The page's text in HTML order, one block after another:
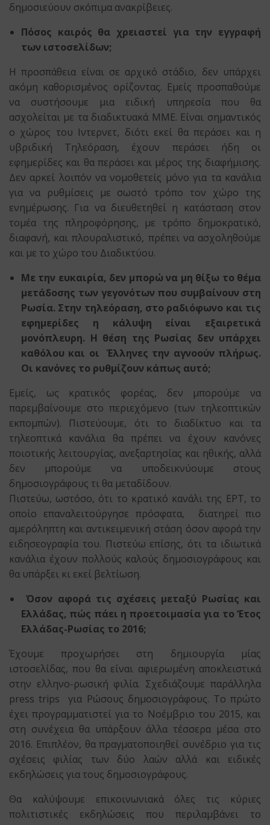
δημοσιεύουν σκόπιμα ανακρίβειες.
Πόσος καιρός θα χρειαστεί για την εγγραφή
των ιστοσελίδων;
Η προσπάθεια είναι σε αρχικό στάδιο, δεν υπάρχει
ακόμη καθορισμένος ορίζοντας. Εμείς προσπαθούμε
να συστήσουμε μια ειδική υπηρεσία που θα
ασχολείται με τα διαδικτυακά ΜΜΕ. Είναι σημαντικός
ο χώρος του Ιντερνετ, διότι εκεί θα περάσει και η
υβριδική Τηλεόραση, έχουν περάσει ήδη οι
εφημερίδες και θα περάσει και μέρος της διαφήμισης.
Δεν αρκεί λοιπόν να νομοθετείς μόνο για τα κανάλια
για να ρυθμίσεις με σωστό τρόπο τον χώρο της
ενημέρωσης. Για να διευθετηθεί η κατάσταση στον
τομέα της πληροφόρησης, με τρόπο δημοκρατικό,
διαφανή, και πλουραλιστικό, πρέπει να ασχοληθούμε
και με το χώρο του Διαδικτύου.
Με την ευκαιρία, δεν μπορώ να μη θίξω το θέμα
μετάδοσης των γεγονότων που συμβαίνουν στη
Ρωσία. Στην τηλεόραση, στο ραδιόφωνο και τις
εφημερίδες η κάλυψη είναι εξαιρετικά
μονόπλευρη. Η θέση της Ρωσίας δεν υπάρχει
καθόλου και οι Έλληνες την αγνοούν πλήρως.
Οι κανόνες το ρυθμίζουν κάπως αυτό;
Εμείς, ως κρατικός φορέας, δεν μπορούμε να
παρεμβαίνουμε στο περιεχόμενο (των τηλεοπτικών
εκπομπών). Πιστεύουμε, ότι το διαδίκτυο και τα
τηλεοπτικά κανάλια θα πρέπει να έχουν κανόνες
ποιοτικής λειτουργίας, ανεξαρτησίας και ηθικής, αλλά
δεν μπορούμε να υποδεικνύουμε στους
δημοσιογράφους τι θα μεταδίδουν.
Πιστεύω, ωστόσο, ότι το κρατικό κανάλι της ΕΡΤ, το
οποίο επαναλειτούργησε πρόσφατα, διατηρεί πιο
αμερόληπτη και αντικειμενική στάση όσον αφορά την
ειδησεογραφία του. Πιστεύω επίσης, ότι τα ιδιωτικά
κανάλια έχουν πολλούς καλούς δημοσιογράφους και
θα υπάρξει κι εκεί βελτίωση.
Όσον αφορά τις σχέσεις μεταξύ Ρωσίας και
Ελλάδας, πώς πάει η προετοιμασία για το ‘Ετος
Ελλάδας-Ρωσίας το 2016;
Έχουμε προχωρήσει στη δημιουργία μίας
ιστοσελίδας, που θα είναι αφιερωμένη αποκλειστικά
στην ελληνο-ρωσική φιλία. Σχεδιάζουμε παράλληλα
press trips για Ρώσους δημοσιογράφους. Το πρώτο
έχει προγραμματιστεί για το Νοέμβριο του 2015, και
στη συνέχεια θα υπάρξουν άλλα τέσσερα μέσα στο
2016. Επιπλέον, θα πραγματοποιηθεί συνέδριο για τις
σχέσεις φιλίας των δύο λαών αλλά και ειδικές
εκδηλώσεις για τους δημοσιογράφους.
Θα καλύψουμε επικοινωνιακά όλες τις κύριες
πολιτιστικές εκδηλώσεις που περιλαμβάνει το